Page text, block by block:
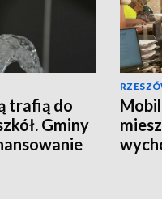
trafią do
Gminy